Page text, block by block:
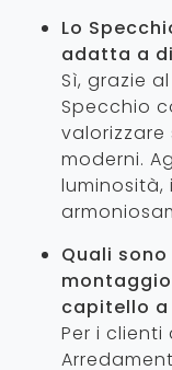
Lo
adatta a
Sì, grazie
Specchio
moderni.
luminosità,
Quali
capitello a
Per i clienti